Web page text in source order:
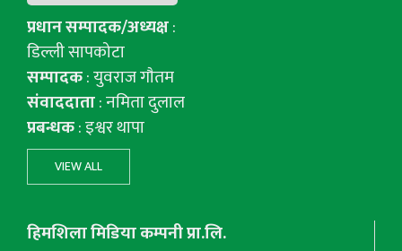
प्रधान सम्पादक/अध्यक्ष:
डिल्ली सापकोटा
सम्पादक: युवराज गाैतम
संवाददाता: नमिता दुलाल
प्रबन्धक: इश्वर थापा
VIEW ALL
हिमशिला मिडिया कम्पनी प्रा.लि.